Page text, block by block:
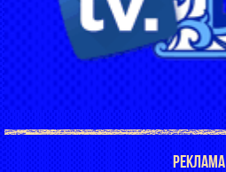
РЕКЛАМА